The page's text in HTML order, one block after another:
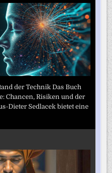
der Technik Das Buch
Chancen, Risiken und der
Dieter Sedlacek bietet eine